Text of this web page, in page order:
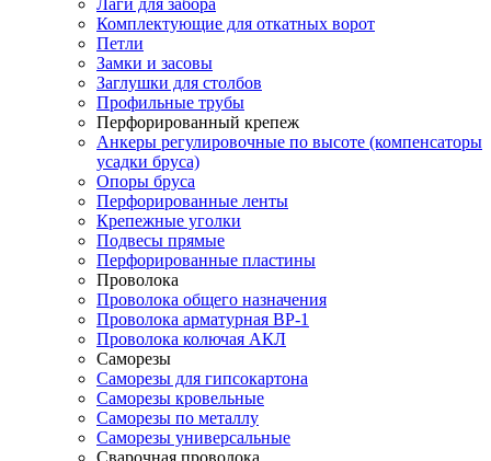
Лаги для забора
Комплектующие для откатных ворот
Петли
Замки и засовы
Заглушки для столбов
Профильные трубы
Перфорированный крепеж
Анкеры регулировочные по высоте (компенсаторы
усадки бруса)
Опоры бруса
Перфорированные ленты
Крепежные уголки
Подвесы прямые
Перфорированные пластины
Проволока
Проволока общего назначения
Проволока арматурная ВР-1
Проволока колючая АКЛ
Саморезы
Саморезы для гипсокартона
Саморезы кровельные
Саморезы по металлу
Саморезы универсальные
Сварочная проволока